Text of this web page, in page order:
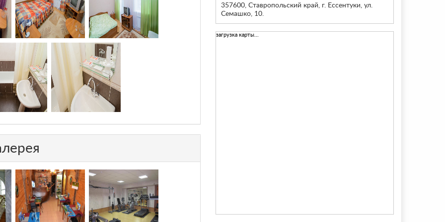
357600, Ставропольский край, г. Ессентуки, ул.
Семашко, 10.
загрузка карты...